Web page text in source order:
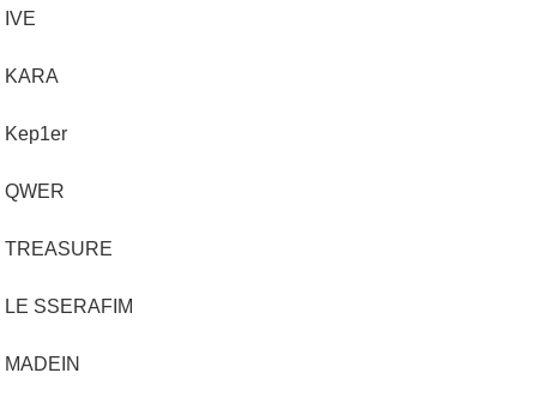
IVE
KARA
Kep1er
QWER
TREASURE
LE SSERAFIM
MADEIN